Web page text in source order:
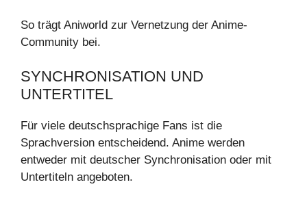
So trägt Aniworld zur Vernetzung der Anime-
Community bei.
SYNCHRONISATION UND
UNTERTITEL
Für viele deutschsprachige Fans ist die
Sprachversion entscheidend. Anime werden
entweder mit deutscher Synchronisation oder mit
Untertiteln angeboten.